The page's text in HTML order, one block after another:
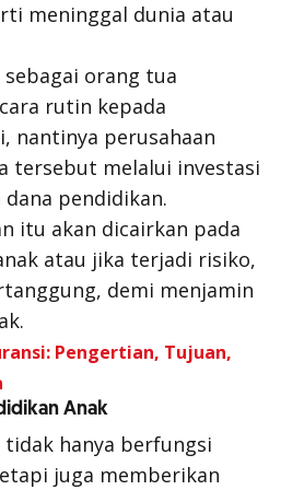
meninggal dunia atau
sebagai orang tua
rutin kepada
nantinya perusahaan
tersebut melalui investasi
pendidikan.
itu akan dicairkan pada
atau jika terjadi risiko,
demi menjamin
Pengertian, Tujuan,
Anak
hanya berfungsi
juga memberikan